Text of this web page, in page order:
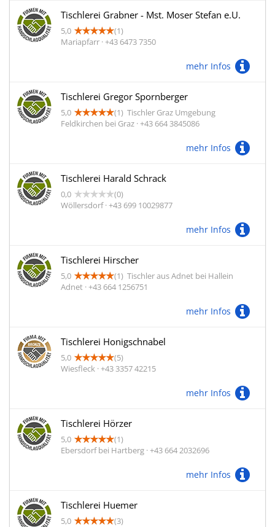
Tischlerei Grabner - Mst. Moser Stefan e.U.
5,0
(1)
Mariapfarr · +43 6473 7350
mehr Infos
Tischlerei Gregor Spornberger
5,0 (1) Tischler Graz Umgebung
Feldkirchen bei Graz · +43 664 3845086
mehr Infos
Tischlerei Harald Schrack
0,0
(0)
Wöllersdorf · +43 699 10029877
mehr Infos
Tischlerei Hirscher
5,0 (1) Tischler aus Adnet bei Hallein
Adnet · +43 664 1256751
mehr Infos
Tischlerei Honigschnabel
5,0
(5)
Wiesfleck · +43 3357 42215
mehr Infos
Tischlerei Hörzer
5,0
(1)
Ebersdorf bei Hartberg · +43 664 2032696
mehr Infos
Tischlerei Huemer
5,0
(3)